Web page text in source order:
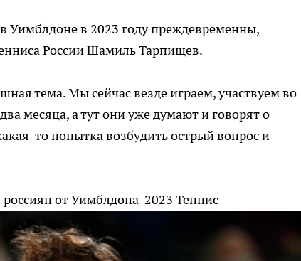
Уимблдоне в 2023 году преждевременны,
России Шамиль Тарпищев.
тема. Мы сейчас везде играем, участвуем во
месяца, а тут они уже думают и говорят о
то попытка возбудить острый вопрос и
от Уимблдона-2023 Теннис